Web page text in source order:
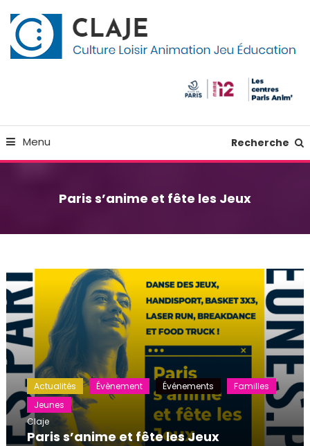
To
Content
Menu Recherche
Paris s’anime et fête les Jeux
Actualités Évènement Événements
Familles
Jeunes
Claje
Paris s’anime et fête les Jeux